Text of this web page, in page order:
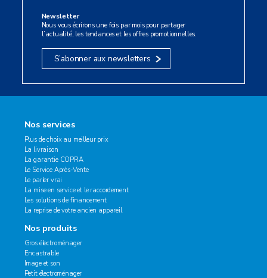
Newsletter
Nous vous écrirons une fois par mois pour partager
l’actualité, les tendances et les offres promotionnelles.
S’abonner aux newsletters
Nos services
Plus de choix au meilleur prix
La livraison
La garantie COPRA
Le Service Après-Vente
Le parler vrai
La mise en service et le raccordement
Les solutions de financement
La reprise de votre ancien appareil
Nos produits
Gros électroménager
Encastrable
Image et son
Petit électroménager